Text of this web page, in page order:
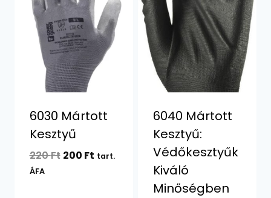
6030 Mártott
Kesztyű
220Ft Original
200 FtCurrent
tart.
ÁFA
6040 Mártott
Kesztyű:
Védőkesztyűk
Kiváló
Minőségben